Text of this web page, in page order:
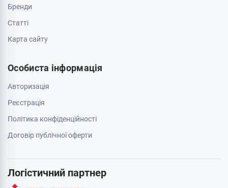
Бренди
Cтатті
Карта сайту
Особиста інформація
Авторизація
Реєстрація
Політика конфіденційності
Договір публічної оферти
Логістичний партнер